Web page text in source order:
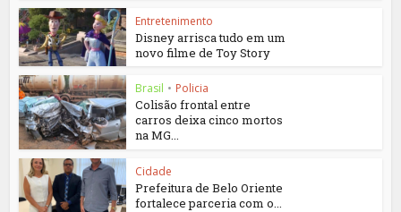
Entretenimento
Disney arrisca tudo em um
novo filme de Toy Story
Brasil • Policia
Colisão frontal entre
carros deixa cinco mortos
na MG...
Cidade
Prefeitura de Belo Oriente
fortalece parceria com o...